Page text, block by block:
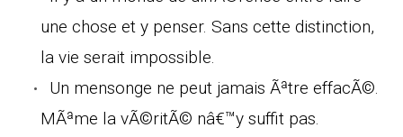
une chose et y penser. Sans cette distinction,
la vie serait impossible.
Un mensonge ne peut jamais Ãªtre effacÃ©.
MÃªme la vÃ©ritÃ© nâ€™y suffit pas.